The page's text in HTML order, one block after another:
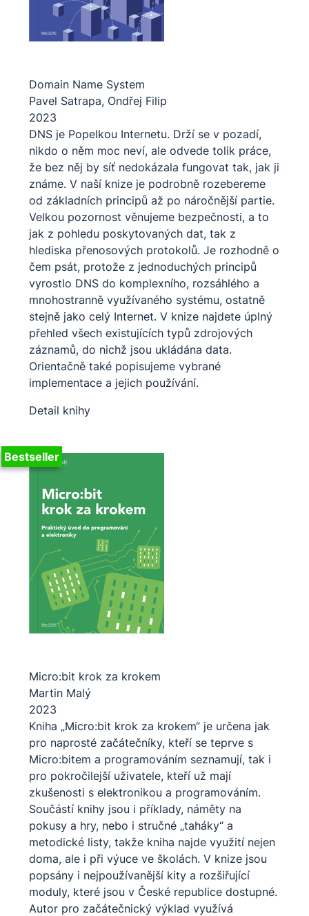
Domain Name System
Pavel Satrapa, Ondřej Filip
2023
DNS je Popelkou Internetu. Drží se v pozadí,
nikdo o něm moc neví, ale odvede tolik práce,
že bez něj by síť nedokázala fungovat tak, jak ji
známe. V naší knize je podrobně rozebereme
od základních principů až po náročnější partie.
Velkou pozornost věnujeme bezpečnosti, a to
jak z pohledu poskytovaných dat, tak z
hlediska přenosových protokolů. Je rozhodně o
čem psát, protože z jednoduchých principů
vyrostlo DNS do komplexního, rozsáhlého a
mnohostranně využívaného systému, ostatně
stejně jako celý Internet. V knize najdete úplný
přehled všech existujících typů zdrojových
záznamů, do nichž jsou ukládána data.
Orientačně také popisujeme vybrané
implementace a jejich používání.
Detail knihy
Bestseller
Micro:bit krok za krokem
Martin Malý
2023
Kniha „Micro:bit krok za krokem“ je určena jak
pro naprosté začátečníky, kteří se teprve s
Micro:bitem a programováním seznamují, tak i
pro pokročilejší uživatele, kteří už mají
zkušenosti s elektronikou a programováním.
Součástí knihy jsou i příklady, náměty na
pokusy a hry, nebo i stručné „taháky“ a
metodické listy, takže kniha najde využití nejen
doma, ale i při výuce ve školách. V knize jsou
popsány i nejpoužívanější kity a rozšiřující
moduly, které jsou v České republice dostupné.
Autor pro začátečnický výklad využívá